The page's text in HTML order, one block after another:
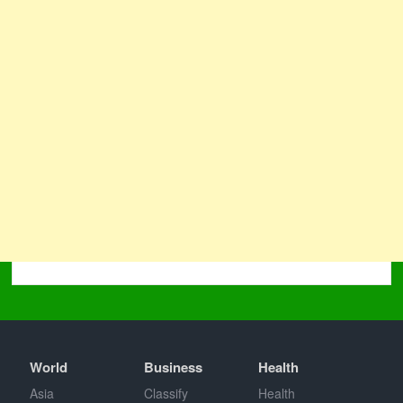
World
Asia
Business
Classify
Health
Health